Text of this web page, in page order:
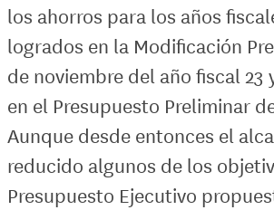
los ahorros para los años
logrados en la Modificación
de noviembre del año fiscal 23
en el Presupuesto Preliminar
Aunque desde entonces el
reducido algunos de los
Presupuesto Ejecutivo